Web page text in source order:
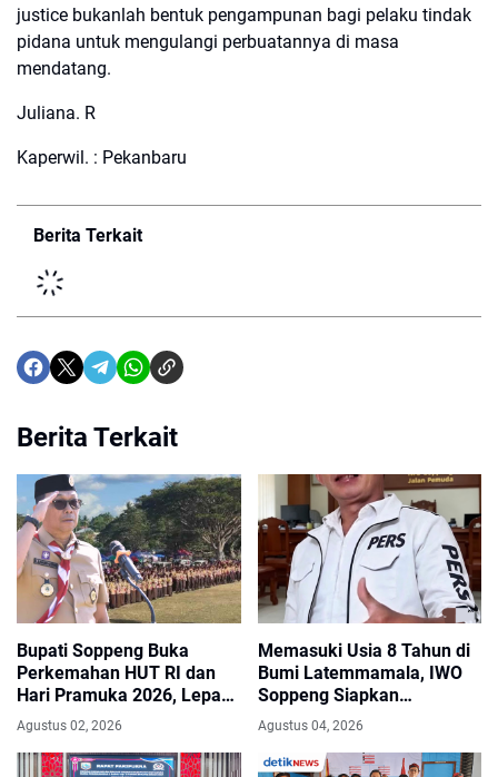
justice bukanlah bentuk pengampunan bagi pelaku tindak
pidana untuk mengulangi perbuatannya di masa
mendatang.
Juliana. R
Kaperwil. : Pekanbaru
Berita Terkait
Berita Terkait
Bupati Soppeng Buka
Perkemahan HUT RI dan
Hari Pramuka 2026, Lepas
Kontingen Jambore
Agustus 02, 2026
Memasuki Usia 8 Tahun di
Bumi Latemmamala, IWO
Soppeng Siapkan
Peringatan Istimewa
Agustus 04, 2026